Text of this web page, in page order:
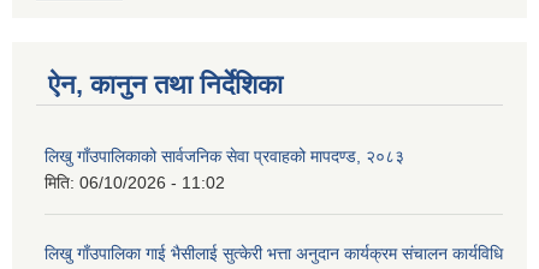
ऐन, कानुन तथा निर्देशिका
लिखु गाँउपालिकाको सार्वजनिक सेवा प्रवाहको मापदण्ड, २०८३
मिति: 06/10/2026 - 11:02
लिखु गाँउपालिका गाई भैसीलाई सुत्केरी भत्ता अनुदान कार्यक्रम संचालन कार्यविधि